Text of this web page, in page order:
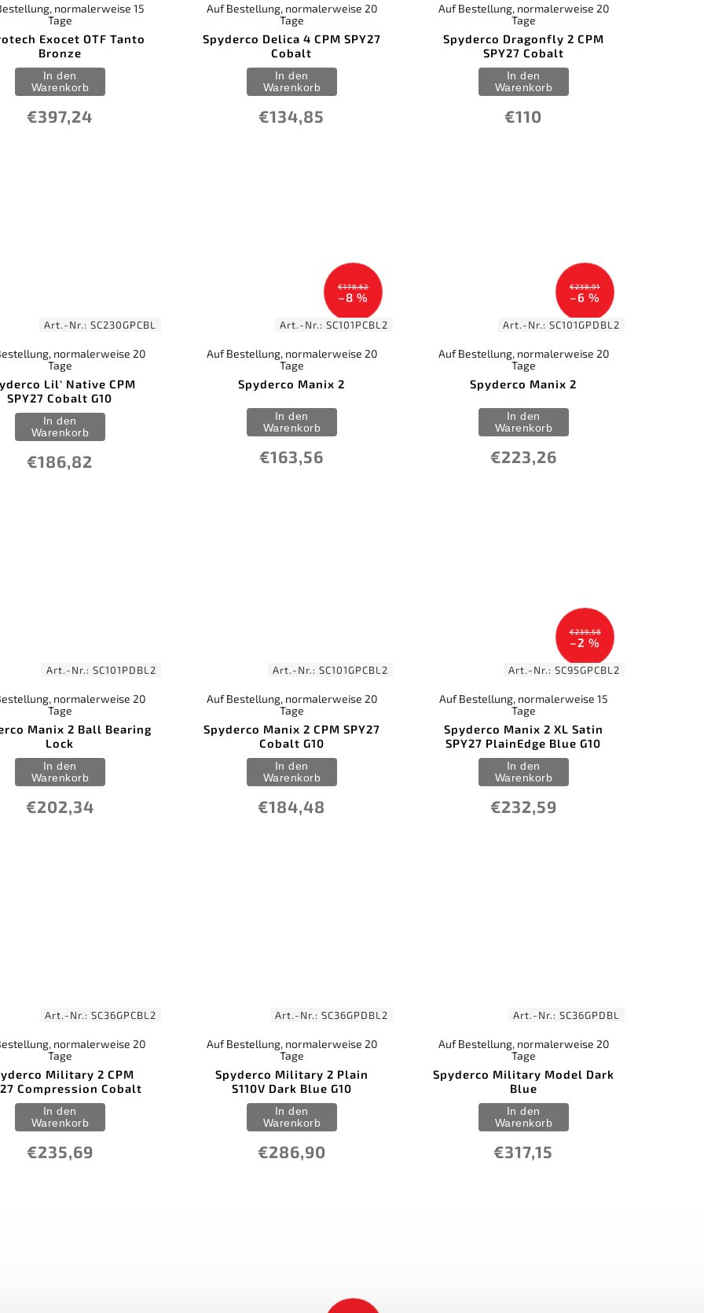
Exocet OTF Tanto
Bronze
normalerweise 15
Tage
€397,24
In den
Warenkorb
Spyderco Delica 4 CPM SPY27
Cobalt
Auf Bestellung, normalerweise 20
Tage
€134,85
In den
Warenkorb
Spyderco Dragonfly 2 CPM
SPY27 Cobalt
Auf Bestellung, normalerweise 20
Tage
€110
In den
Warenkorb
Art.-Nr.:SC230GPCBL
Lil' Native CPM
SPY27 Cobalt G10
normalerweise 20
Tage
€186,82
In den
Warenkorb
€178,62
–8 %
Art.-Nr.:SC101PCBL2
Spyderco Manix 2
Auf Bestellung, normalerweise 20
Tage
€163,56
In den
Warenkorb
€238,91
–6 %
Art.-Nr.:SC101GPDBL2
Spyderco Manix 2
Auf Bestellung, normalerweise 20
Tage
€223,26
In den
Warenkorb
Art.-Nr.:SC101PDBL2
Manix 2 Ball Bearing
Lock
normalerweise 20
Tage
€202,34
In den
Warenkorb
Art.-Nr.:SC101GPCBL2
Spyderco Manix 2 CPM SPY27
Cobalt G10
Auf Bestellung, normalerweise 20
Tage
€184,48
In den
Warenkorb
€239,58
–2 %
Art.-Nr.:SC95GPCBL2
Spyderco Manix 2 XL Satin
SPY27 PlainEdge Blue G10
Auf Bestellung, normalerweise 15
Tage
€232,59
In den
Warenkorb
Art.-Nr.:SC36GPCBL2
Military 2 CPM
Compression Cobalt
normalerweise 20
Tage
€235,69
In den
Warenkorb
Art.-Nr.:SC36GPDBL2
Spyderco Military 2 Plain
S110V Dark Blue G10
Auf Bestellung, normalerweise 20
Tage
€286,90
In den
Warenkorb
Art.-Nr.:SC36GPDBL
Spyderco Military Model Dark
Blue
Auf Bestellung, normalerweise 20
Tage
€317,15
In den
Warenkorb